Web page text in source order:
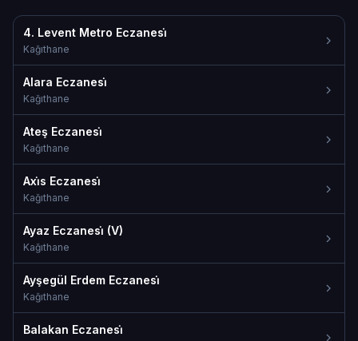
4. Levent Metro Eczanesi̇
Kağıthane
Alara Eczanesi̇
Kağıthane
Ateş Eczanesi̇
Kağıthane
Axi̇s Eczanesi̇
Kağıthane
Ayaz Eczanesi̇ (V)
Kağıthane
Ayşegül Erdem Eczanesi̇
Kağıthane
Balakan Eczanesi̇